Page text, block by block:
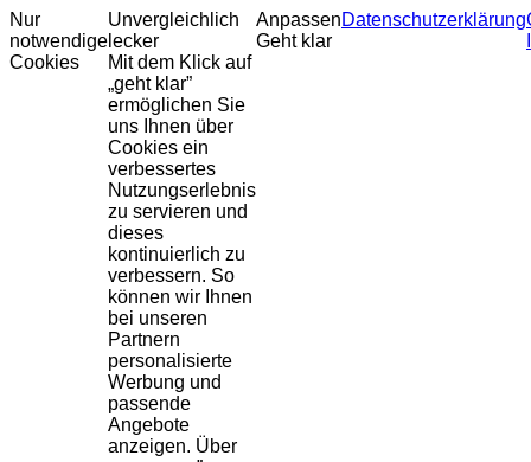
Nur
notwendige
Cookies
Unvergleichlich
lecker
Mit dem Klick auf
„geht klar”
ermöglichen Sie
uns Ihnen über
Cookies ein
verbessertes
Nutzungserlebnis
zu servieren und
dieses
kontinuierlich zu
verbessern. So
können wir Ihnen
bei unseren
Partnern
personalisierte
Werbung und
passende
Angebote
anzeigen. Über
Anpassen
Geht klar
Datenschutzerklärung